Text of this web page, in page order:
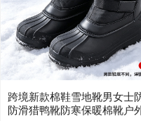
跨境新款棉鞋雪地靴男女士
防滑猎鸭靴防寒保暖棉靴户